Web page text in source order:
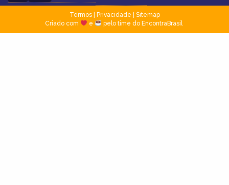
Termos| Privacidade
Sitemap
Criado com
e pelo time do EncontraBrasil